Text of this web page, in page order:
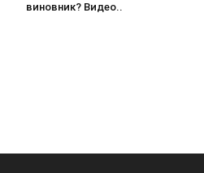
виновник? Видео..